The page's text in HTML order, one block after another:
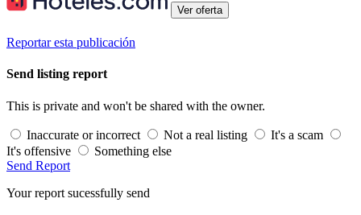
Ver oferta
Reportar esta publicación
Send listing report
This is private and won't be shared with the owner.
Inaccurate or incorrect Not a real listing
It's a scam
It's offensive
Something else
Send Report
Your report sucessfully send